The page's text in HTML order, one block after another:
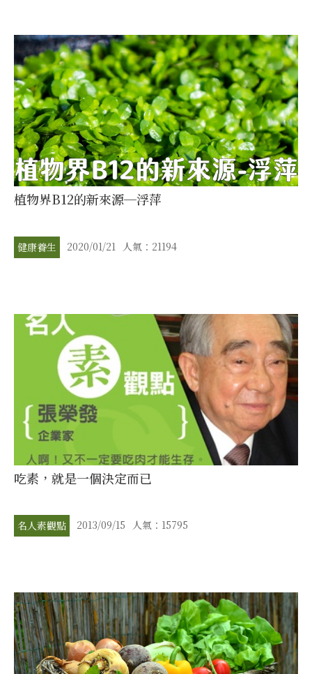
植物界B12的新來源─浮萍
健康養生 2020/01/21 人氣：21194
吃素，就是一個決定而已
名人素觀點 2013/09/15 人氣：15795